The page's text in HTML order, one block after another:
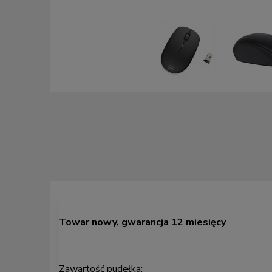
Towar nowy, gwarancja 12 miesięcy
Zawartość pudełka: